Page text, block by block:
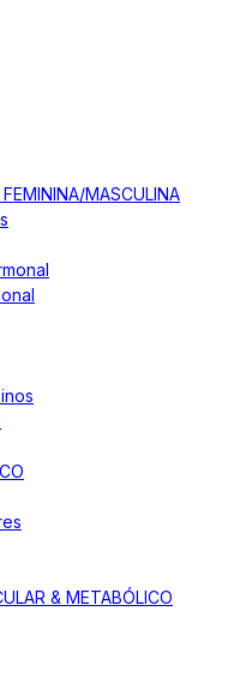
MASCULINA
& METABÓLICO